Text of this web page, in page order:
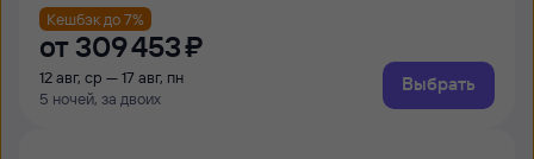
Кешбэк до 7%
от 309 ⁠453 ⁠₽
12 авг, ср — 17 авг, пн
5 ночей, за двоих
Выбрать